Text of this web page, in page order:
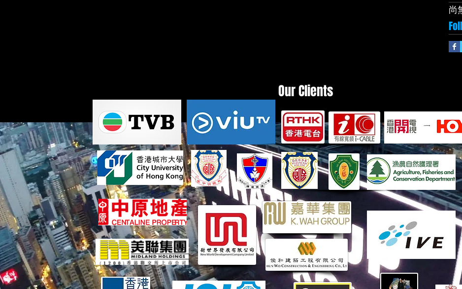
尚
Our Clients